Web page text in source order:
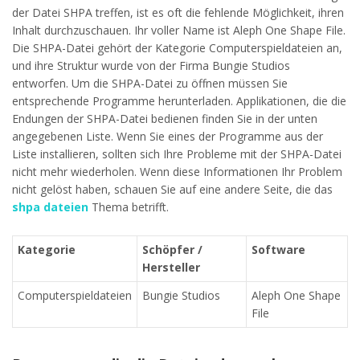
der Datei SHPA treffen, ist es oft die fehlende Möglichkeit, ihren
Inhalt durchzuschauen. Ihr voller Name ist Aleph One Shape File.
Die SHPA-Datei gehört der Kategorie Computerspieldateien an,
und ihre Struktur wurde von der Firma Bungie Studios
entworfen. Um die SHPA-Datei zu öffnen müssen Sie
entsprechende Programme herunterladen. Applikationen, die die
Endungen der SHPA-Datei bedienen finden Sie in der unten
angegebenen Liste. Wenn Sie eines der Programme aus der
Liste installieren, sollten sich Ihre Probleme mit der SHPA-Datei
nicht mehr wiederholen. Wenn diese Informationen Ihr Problem
nicht gelöst haben, schauen Sie auf eine andere Seite, die das
shpa dateien Thema betrifft.
Kategorie
Schöpfer /
Hersteller
Software
Computerspieldateien Bungie Studios
Aleph One Shape
File